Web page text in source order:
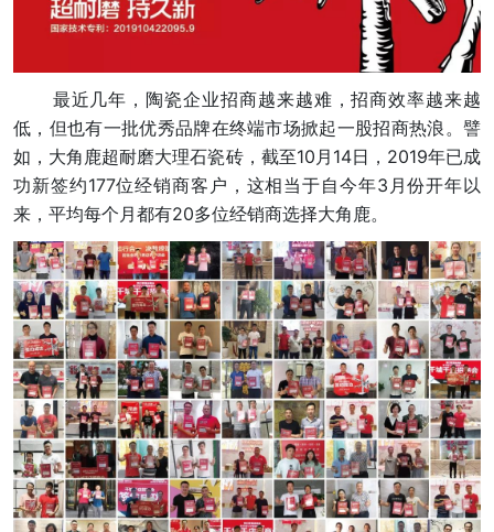
最近几年，陶瓷企业招商越来越难，招商效率越来越
低，但也有一批优秀品牌在终端市场掀起一股招商热浪。譬
如，大角鹿超耐磨大理石瓷砖，截至10月14日，2019年已成
功新签约177位经销商客户，这相当于自今年3月份开年以
来，平均每个月都有20多位经销商选择大角鹿。